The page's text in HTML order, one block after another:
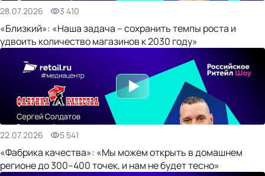
28.07.2026 3 410
«Близкий»: «Наша задача – сохранить темпы роста и
удвоить количество магазинов к 2030 году»
22.07.2026 5 541
«Фабрика качества»: «Мы можем открыть в домашнем
регионе до 300–400 точек, и нам не будет тесно»